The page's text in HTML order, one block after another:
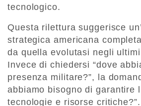
tecnologico.
Questa rilettura suggerisce
strategica americana
da quella evolutasi negli ultimi
Invece di chiedersi “dove
presenza militare?”, la
abbiamo bisogno di garantire
tecnologie e risorse